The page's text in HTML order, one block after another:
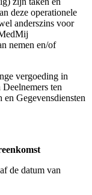
deze operationele
anderszins voor
nemen en/of
vergoeding in
ten
Gegevensdiensten
de datum van